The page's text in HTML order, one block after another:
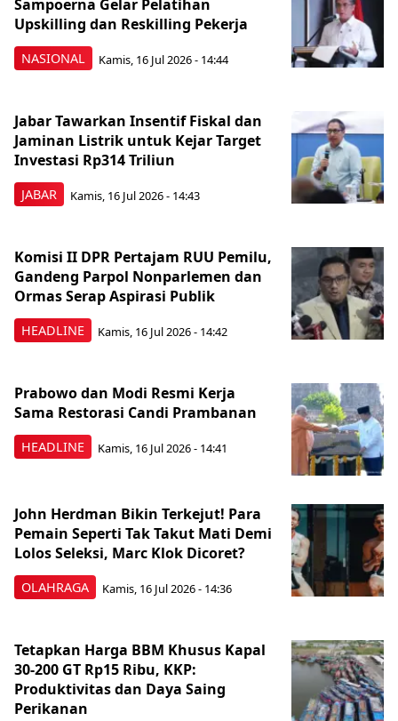
NASIONAL
Sampoerna Gelar Pelatihan
Upskilling dan Reskilling Pekerja
Kamis, 16 Jul 2026 - 14:44
JABAR
Jabar Tawarkan Insentif Fiskal dan
Jaminan Listrik untuk Kejar Target
Investasi Rp314 Triliun
Kamis, 16 Jul 2026 - 14:43
HEADLINE
Komisi II DPR Pertajam RUU Pemilu,
Gandeng Parpol Nonparlemen dan
Ormas Serap Aspirasi Publik
Kamis, 16 Jul 2026 - 14:42
HEADLINE
Prabowo dan Modi Resmi Kerja
Sama Restorasi Candi Prambanan
Kamis, 16 Jul 2026 - 14:41
OLAHRAGA
John Herdman Bikin Terkejut! Para
Pemain Seperti Tak Takut Mati Demi
Lolos Seleksi, Marc Klok Dicoret?
Kamis, 16 Jul 2026 - 14:36
Tetapkan Harga BBM Khusus Kapal
30-200 GT Rp15 Ribu, KKP:
Produktivitas dan Daya Saing
Perikanan